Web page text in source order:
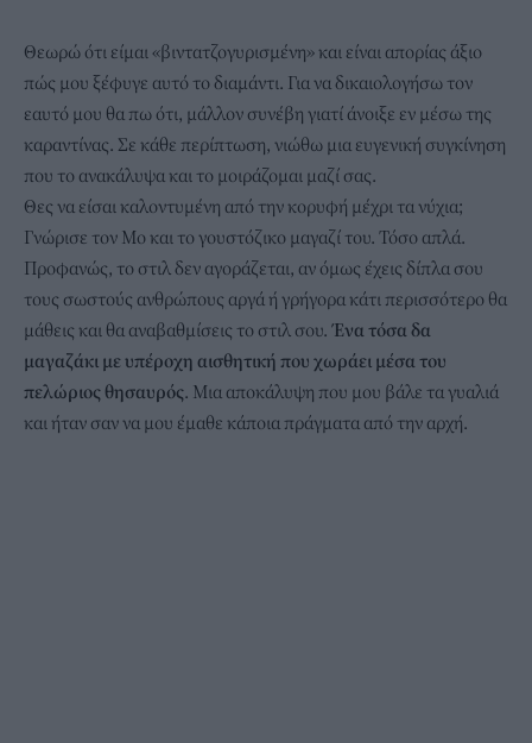
Θεωρώ ότι είμαι «βιντατζογυρισμένη» και είναι απορίας άξιο
πώς μου ξέφυγε αυτό το διαμάντι. Για να δικαιολογήσω τον
εαυτό μου θα πω ότι, μάλλον συνέβη γιατί άνοιξε εν μέσω της
καραντίνας. Σε κάθε περίπτωση, νιώθω μια ευγενική συγκίνηση
που το ανακάλυψα και το μοιράζομαι μαζί σας.
Θες να είσαι καλοντυμένη από την κορυφή μέχρι τα νύχια;
Γνώρισε τον Μο και το γουστόζικο μαγαζί του. Τόσο απλά.
Προφανώς, το στιλ δεν αγοράζεται, αν όμως έχεις δίπλα σου
τους σωστούς ανθρώπους αργά ή γρήγορα κάτι περισσότερο θα
μάθεις και θα αναβαθμίσεις το στιλ σου. Ένα τόσα δα
μαγαζάκι με υπέροχη αισθητική που χωράει μέσα του
πελώριος θησαυρός. Μια αποκάλυψη που μου βάλε τα γυαλιά
και ήταν σαν να μου έμαθε κάποια πράγματα από την αρχή.